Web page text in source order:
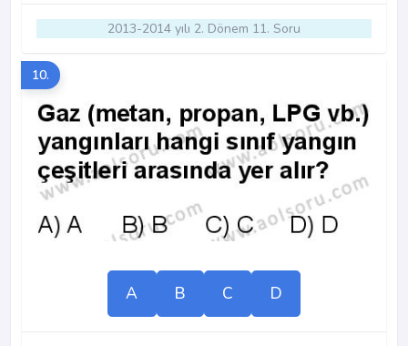
2013-2014 yılı 2. Dönem 11. Soru
10.
A B C D